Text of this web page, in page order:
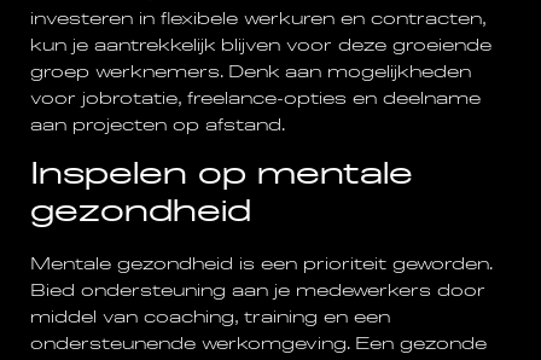
investeren in flexibele werkuren en contracten,
kun je aantrekkelijk blijven voor deze groeiende
groep werknemers. Denk aan mogelijkheden
voor jobrotatie, freelance-opties en deelname
aan projecten op afstand.
Inspelen op mentale
gezondheid
Mentale gezondheid is een prioriteit geworden.
Bied ondersteuning aan je medewerkers door
middel van coaching, training en een
ondersteunende werkomgeving. Een gezonde